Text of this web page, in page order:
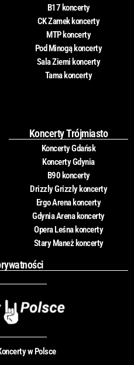
B17 koncerty
CK Zamek koncerty
MTP koncerty
Pod Minogą koncerty
Sala Ziemi koncerty
Tama koncerty
Koncerty Trójmiasto
Koncerty Gdańsk
Koncerty Gdynia
B90 koncerty
Drizzly Grizzly koncerty
Ergo Arena koncerty
Gdynia Arena koncerty
Opera Leśna koncerty
Stary Maneż koncerty
w Polsce